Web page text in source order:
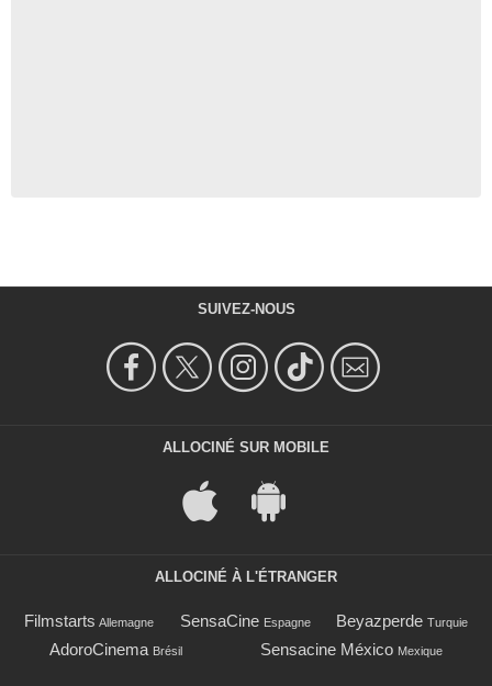
SUIVEZ-NOUS
ALLOCINÉ SUR MOBILE
ALLOCINÉ À L'ÉTRANGER
Filmstarts Allemagne SensaCine Espagne Beyazperde Turquie
AdoroCinema Brésil Sensacine México Mexique